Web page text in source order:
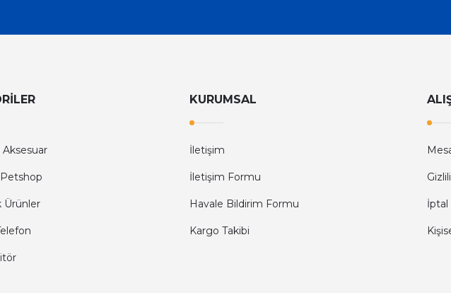
Aksesuar
Ürünler
KURUMSAL
İletişim
İletişim Formu
Havale Bildirim Formu
Kargo Takibi
İptal